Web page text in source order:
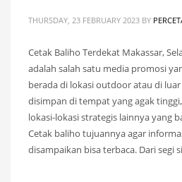
THURSDAY, 23 FEBRUARY 2023 BY
Cetak Baliho Terdekat Makassar,
adalah salah satu media promosi
berada di lokasi outdoor atau di
disimpan di tempat yang agak
lokasi-lokasi strategis lainnya yang
Cetak baliho tujuannya agar
disampaikan bisa terbaca. Dari segi